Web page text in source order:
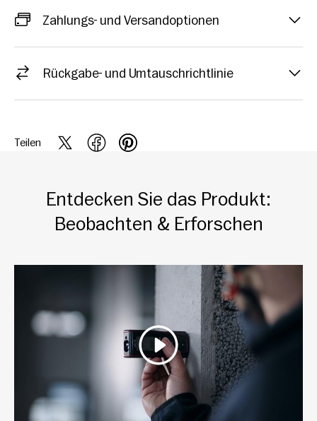
Zahlungs- und Versandoptionen
Rückgabe- und Umtauschrichtlinie
Teilen
Entdecken Sie das Produkt:
Beobachten & Erforschen
Wiedergeben